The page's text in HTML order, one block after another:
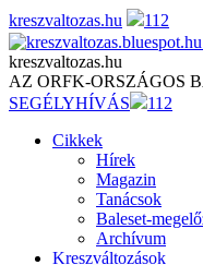
Skip
to
content
kreszvaltozas.hu 112
kreszvaltozas.hu
AZ ORFK-ORSZÁGOS
SEGÉLYHÍVÁS
112
Cikkek
Hírek
Magazin
Tanácsok
Baleset-
Archívum
Kreszváltozások